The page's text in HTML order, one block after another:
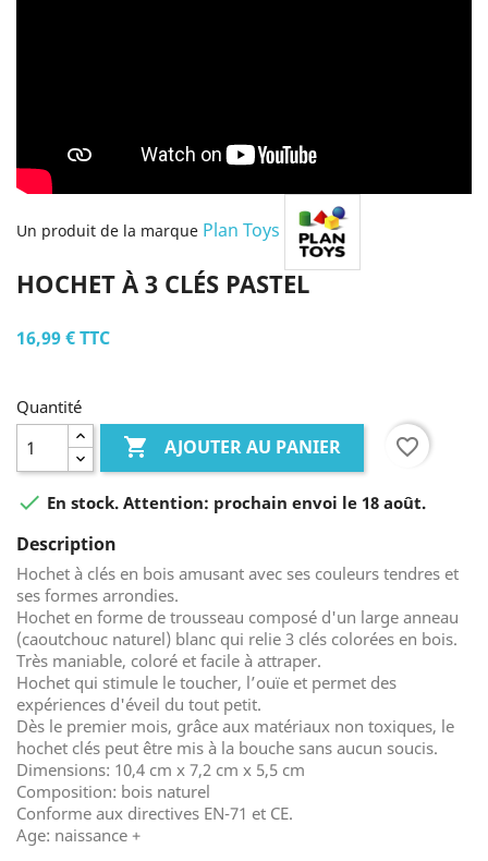
Un produit de la marque Plan Toys
HOCHET À 3 CLÉS PASTEL
16,99 €TTC
Quantité
 AJOUTER AU PANIER favorite_border
 En stock. Attention: prochain envoi le 18 août.
Description
Hochet à clés en bois amusant avec ses couleurs tendres et
ses formes arrondies.
Hochet en forme de trousseau composé d'un large anneau
(caoutchouc naturel) blanc qui relie 3 clés colorées en bois.
Très maniable, coloré et facile à attraper.
Hochet qui stimule le toucher, l’ouïe et permet des
expériences d'éveil du tout petit.
Dès le premier mois, grâce aux matériaux non toxiques, le
hochet clés peut être mis à la bouche sans aucun soucis.
Dimensions: 10,4 cm x 7,2 cm x 5,5 cm
Composition: bois naturel
Conforme aux directives EN-71 et CE.
Age: naissance +